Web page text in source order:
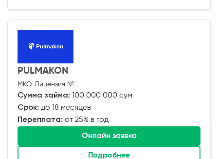
PULMAKON
МКО, Лицензия №
Сумма займа: 100 000 000 сум
Срок: до 18 месяцев
Переплата: от 25% в год
Онлайн заявка
Подробнее